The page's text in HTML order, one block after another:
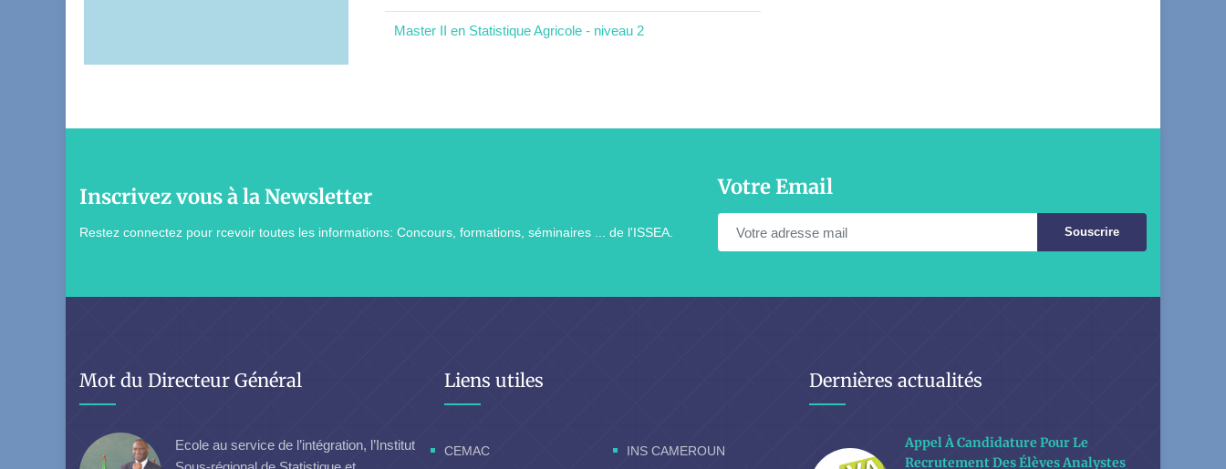
Master II en Statistique Agricole - niveau 2
Inscrivez vous à la Newsletter
Restez connectez pour rcevoir toutes les informations: Concours, formations, séminaires ... de l'ISSEA.
Votre Email
Souscrire
Mot du Directeur Général
Ecole au service de l’intégration, l’Institut
Liens utiles
CEMAC INS CAMEROUN
Dernières actualités
Appel À Candidature Pour Le
Recrutement Des Élèves Analystes